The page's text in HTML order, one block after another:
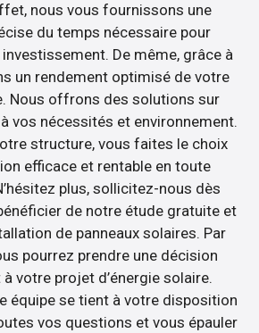
nous vous fournissons une
du temps nécessaire pour
De même, grâce à
un rendement optimisé de votre
Nous offrons des solutions sur
vos nécessités et environnement.
structure, vous faites le choix
efficace et rentable en toute
plus, sollicitez-nous dès
de notre étude gratuite et
de panneaux solaires. Par
pourrez prendre une décision
votre projet d’énergie solaire.
équipe se tient à votre disposition
vos questions et vous épauler